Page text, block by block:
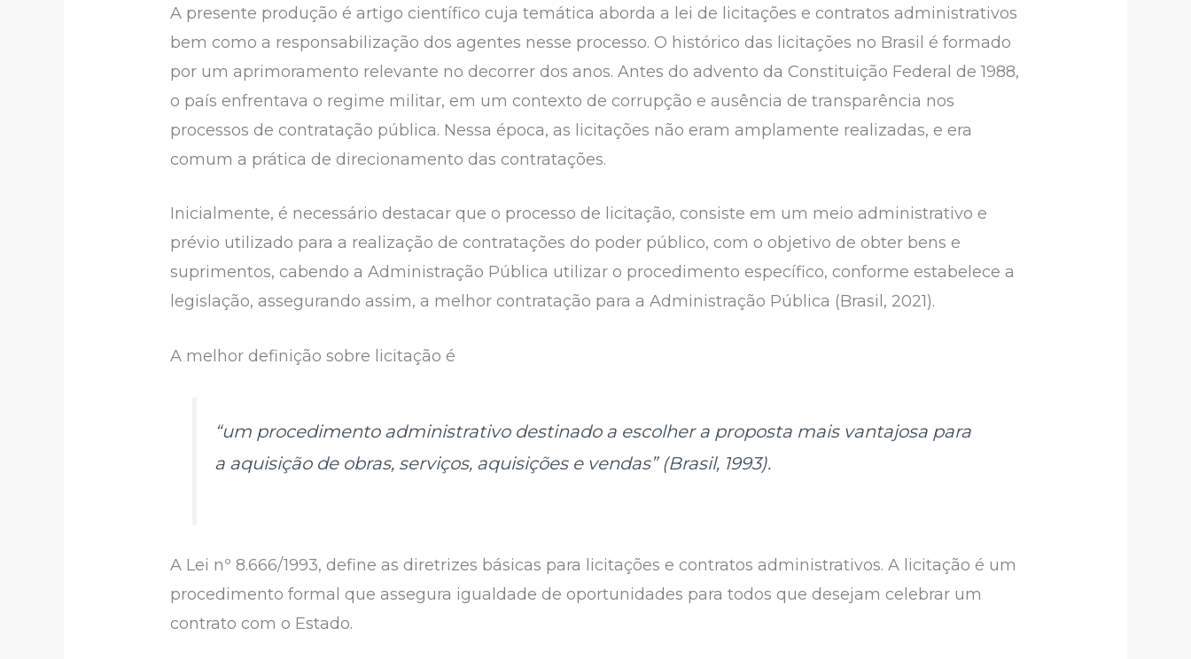
A presente produção é artigo científico cuja temática aborda a lei de licitações e contratos administrativos
bem como a responsabilização dos agentes nesse processo. O histórico das licitações no Brasil é formado
por um aprimoramento relevante no decorrer dos anos. Antes do advento da Constituição Federal de 1988,
o país enfrentava o regime militar, em um contexto de corrupção e ausência de transparência nos
processos de contratação pública. Nessa época, as licitações não eram amplamente realizadas, e era
comum a prática de direcionamento das contratações.
Inicialmente, é necessário destacar que o processo de licitação, consiste em um meio administrativo e
prévio utilizado para a realização de contratações do poder público, com o objetivo de obter bens e
suprimentos, cabendo a Administração Pública utilizar o procedimento específico, conforme estabelece a
legislação, assegurando assim, a melhor contratação para a Administração Pública (Brasil, 2021).
A melhor definição sobre licitação é
“um procedimento administrativo destinado a escolher a proposta mais vantajosa para
a aquisição de obras, serviços, aquisições e vendas” (Brasil, 1993).
A Lei nº 8.666/1993, define as diretrizes básicas para licitações e contratos administrativos. A licitação é um
procedimento formal que assegura igualdade de oportunidades para todos que desejam celebrar um
contrato com o Estado.